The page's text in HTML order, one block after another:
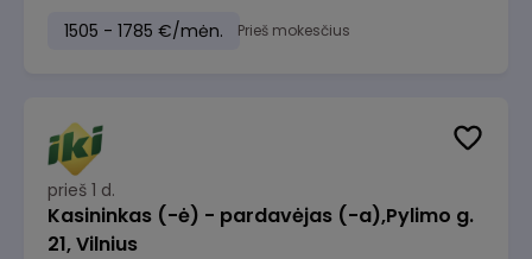
1505 - 1785 €/mėn. Prieš mokesčius
prieš 1 d.
Kasininkas (-ė) - pardavėjas (-a),Pylimo g.
21, Vilnius